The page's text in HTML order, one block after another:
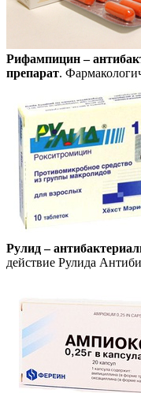
Рифампицин –
препарат.
Рулид –
действие Рулида